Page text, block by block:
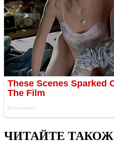
ЧИТАЙТЕ ТАКОЖ